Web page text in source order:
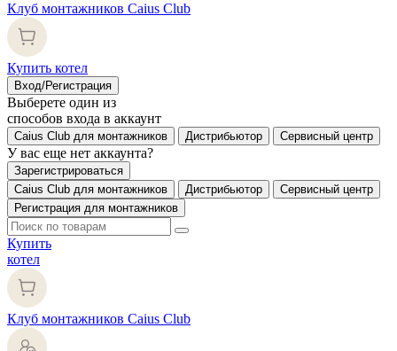
Клуб монтажников Caius Club
Купить котел
Вход/Регистрация
Выберете один из
способов входа в аккаунт
Caius Club для монтажников Дистрибьютор Сервисный центр
У вас еще нет аккаунта?
Зарегистрироваться
Caius Club для монтажников
Дистрибьютор
Сервисный центр
Регистрация для монтажников
Купить
котел
Клуб монтажников Caius Club